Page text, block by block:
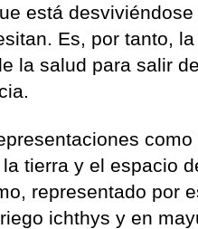
está
Es, por tanto,
la salud para salir
tierra y el espacio
representado por
ichthys y en